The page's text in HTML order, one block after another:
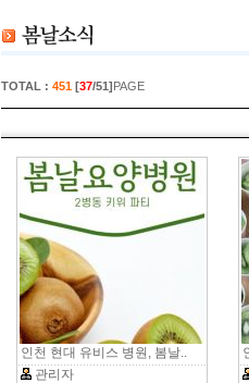
TOTAL : 451 [37/51]PAGE
인천 현대 유비스 병원, 봄날..
관리자